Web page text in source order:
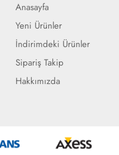
Anasayfa
Yeni Ürünler
İndirimdeki Ürünler
Sipariş Takip
Hakkımızda